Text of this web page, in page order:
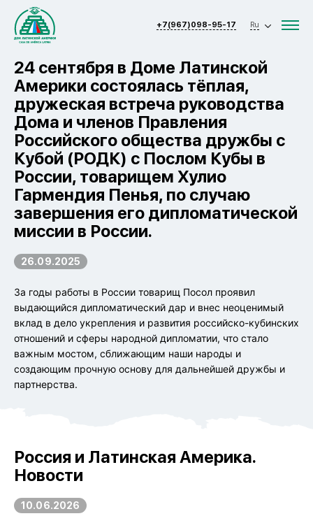
+7(967)098-95-17 Ru
24 сентября в Доме Латинской
Америки состоялась тёплая,
дружеская встреча руководства
Дома и членов Правления
Российского общества дружбы с
Кубой (РОДК) с Послом Кубы в
России, товарищем Хулио
Гармендия Пенья, по случаю
завершения его дипломатической
миссии в России.
26.09.2025
За годы работы в России товарищ Посол проявил
выдающийся дипломатический дар и внес неоценимый
вклад в дело укрепления и развития российско-кубинских
отношений и сферы народной дипломатии, что стало
важным мостом, сближающим наши народы и
создающим прочную основу для дальнейшей дружбы и
партнерства.
Россия и Латинская Америка.
Новости
10.06.2026